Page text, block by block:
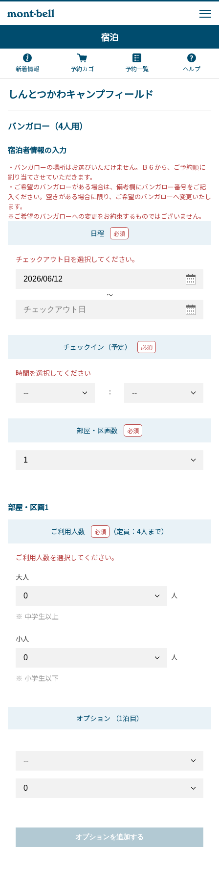
宿泊
新着情報 予約カゴ 予約一覧 ヘルプ
しんとつかわキャンプフィールド
バンガロー（4人用）
宿泊者情報の入力
・バンガローの場所はお選びいただけません。Ｂ６から、ご予約順に
割り当てさせていただきます。
・ご希望のバンガローがある場合は、備考欄にバンガロー番号をご記
入ください。空きがある場合に限り、ご希望のバンガローへ変更いたし
ます。
※ご希望のバンガローへの変更をお約束するものではございません。
日程 必須
チェックアウト日を選択してください。
〜
チェックイン（予定） 必須
時間を選択してください
：
部屋・区画数 必須
部屋・区画1
ご利用人数 必須 （定員：4人まで）
ご利用人数を選択してください。
大人
人
中学生以上
小人
人
小学生以下
オプション （1泊目）
オプションを追加する